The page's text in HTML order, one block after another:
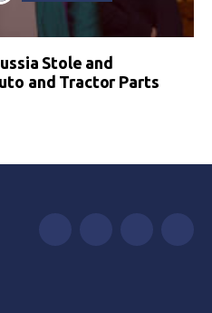
Stole and
and Tractor Parts